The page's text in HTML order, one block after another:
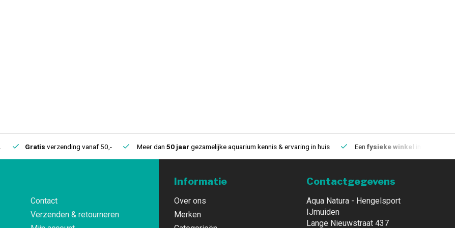
Gratis verzending vanaf 50,- Meer dan 50 jaar gezamelijke aquarium kennis & ervaring in huis Een fysieke winkel
Contact
Verzenden & retourneren
Informatie
Over ons
Merken
Contactgegevens
Aqua Natura - Hengelsport
IJmuiden
Lange Nieuwstraat 437